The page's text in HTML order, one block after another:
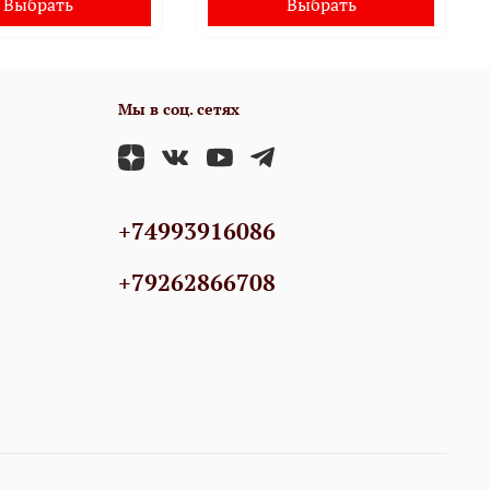
Мы в соц. сетях
+74993916086
+79262866708